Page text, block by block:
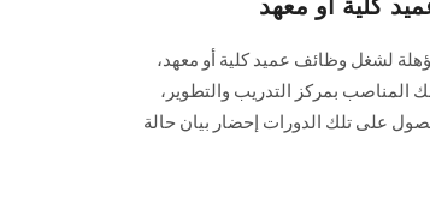
كلية أو معهد
لشغل وظائف عميد كلية أو معهد،
المناصب بمركز التدريب والتطوير،
على تلك الدورات إحضار بيان حالة